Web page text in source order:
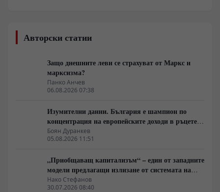
Авторски статии
Защо днешните леви се страхуват от Маркс и
марксизма?
Панко Анчев
06.08.2026 07:38
Изумителни данни. България е шампион по
концентрация на европейските доходи в ръцете
на най-богатия 1%, надминава и САЩ
Боян Дуранкев
05.08.2026 11:51
„Приобщаващ капитализъм“ – един от западните
модели предлагащи излизане от системата на
неолиберализма
Нако Стефанов
30.07.2026 08:40